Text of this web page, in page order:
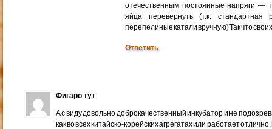
отечественным постоянные напряги —
яйца перевернуть (т.к.
перепелиные катали вручную) Так что
Ответить
Фигаро тут
А с виду довольно доброкачественный инкубатор и не
как во всех китайско-корейских агрегатах или работает